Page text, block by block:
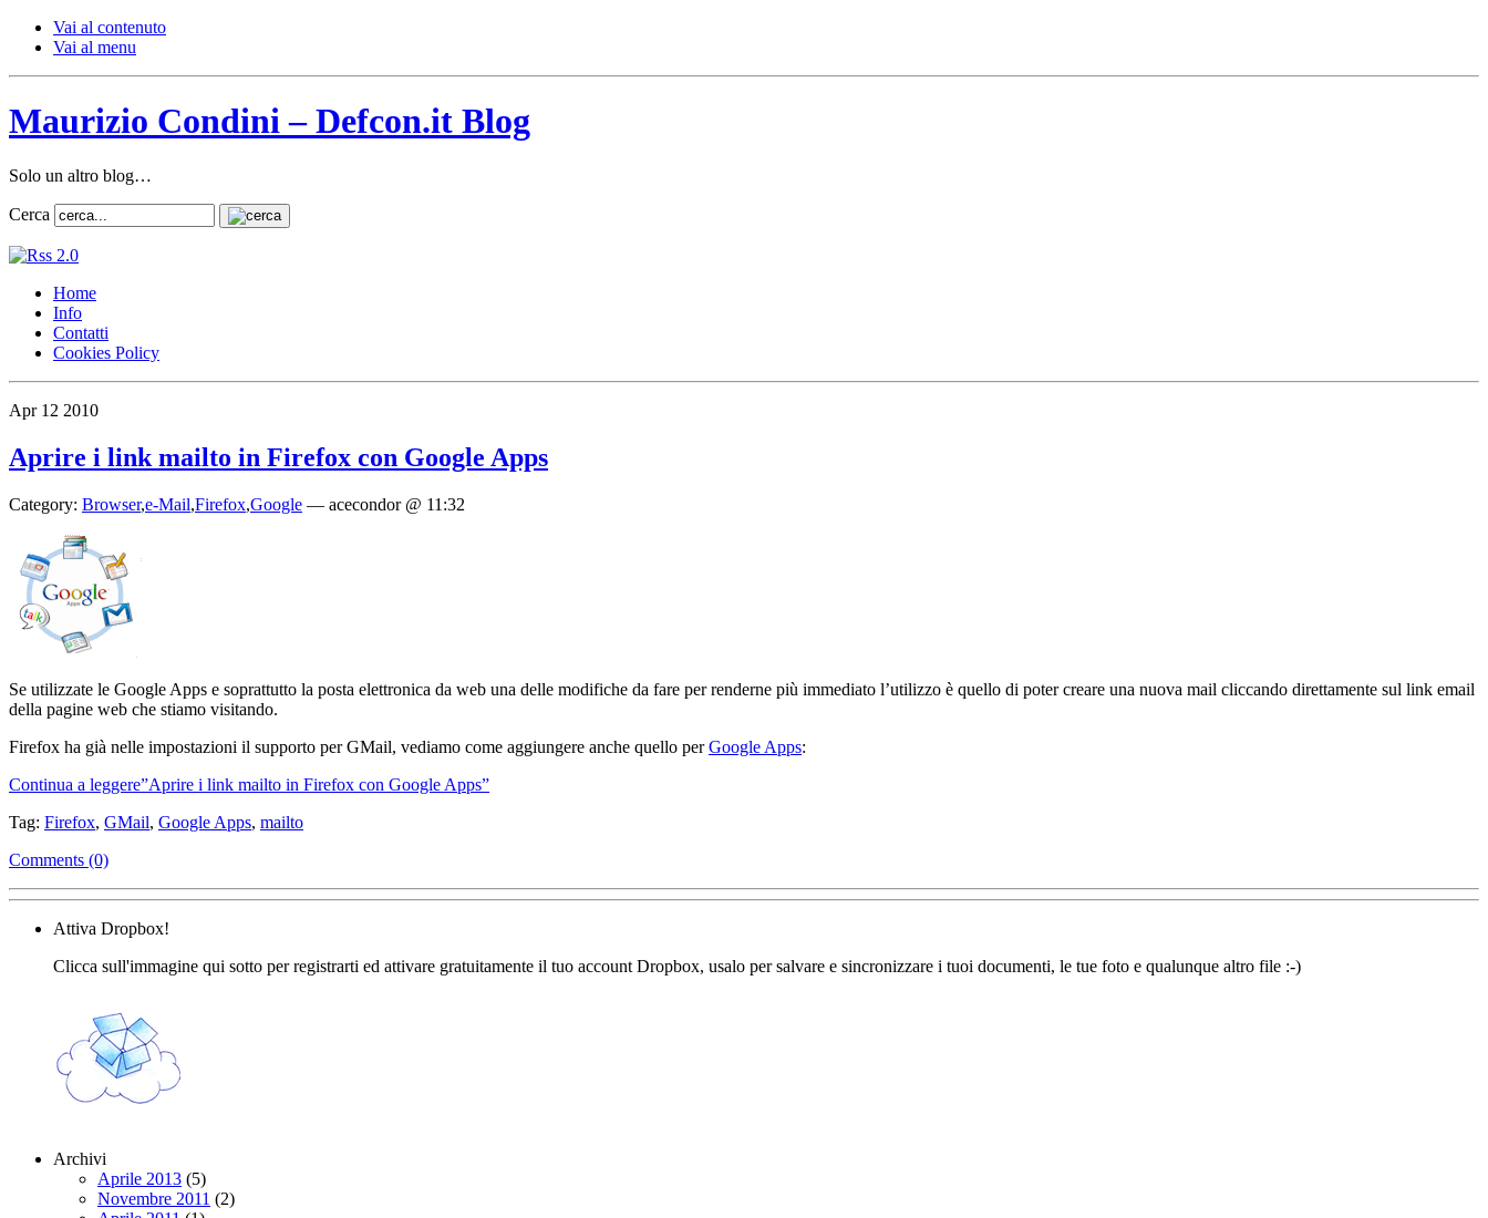
Vai al contenuto
Vai al menu
Maurizio Condini – Defcon.it Blog
Solo un altro blog…
Cerca
Home
Info
Contatti
Cookies Policy
Apr 12 2010
Aprire i link mailto in Firefox con Google Apps
Category: Browser,e-Mail,Firefox,Google — acecondor @ 11:32
Se utilizzate le Google Apps e soprattutto la posta elettronica da web una delle modifiche da fare per renderne più immediato l’utilizzo è quello di poter creare una nuova mail cliccando direttamente sul link email
della pagine web che stiamo visitando.
Firefox ha già nelle impostazioni il supporto per GMail, vediamo come aggiungere anche quello perGoogle Apps:
Continua a leggere”Aprire i link mailto in Firefox con Google Apps”
Tag: Firefox, GMail, Google Apps, mailto
Comments (0)
Attiva Dropbox!
Clicca sull'immagine qui sotto per registrarti ed attivare gratuitamente il tuo account Dropbox, usalo per salvare e sincronizzare i tuoi documenti, le tue foto e qualunque altro file :-)
Archivi
Aprile 2013 (5)
Novembre 2011 (2)